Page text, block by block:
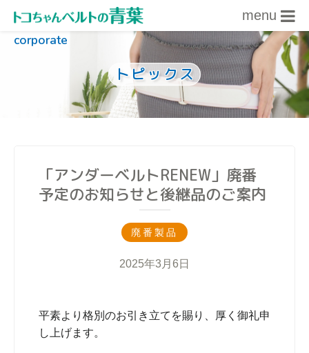
内容をスキップ
menu
corporate
トピックス
「アンダーベルトRENEW」廃番
予定のお知らせと後継品のご案内
廃番製品
2025年3月6日
平素より格別のお引き立てを賜り、厚く御礼申
し上げます。